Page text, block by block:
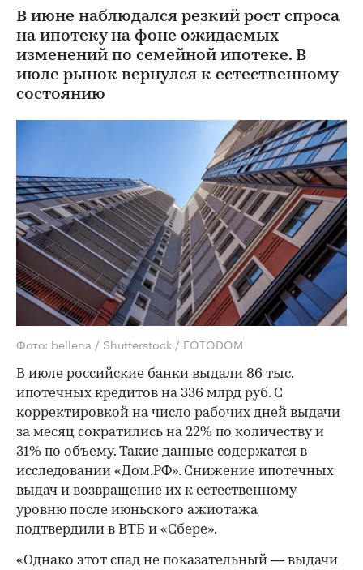
В июне наблюдался резкий рост спроса
на ипотеку на фоне ожидаемых
изменений по семейной ипотеке. В
июле рынок вернулся к естественному
состоянию
Фото: bellena / Shutterstock / FOTODOM
В июле российские банки выдали 86 тыс.
ипотечных кредитов на 336 млрд руб. С
корректировкой на число рабочих дней выдачи
за месяц сократились на 22% по количеству и
31% по объему. Такие данные содержатся в
исследовании «Дом.РФ». Снижение ипотечных
выдач и возвращение их к естественному
уровню после июньского ажиотажа
подтвердили в ВТБ и «Сбере».
«Однако этот спад не показательный — выдачи